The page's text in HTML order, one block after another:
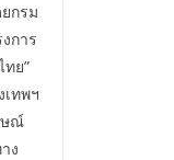
กรม
การ
ย”
ทพฯ
ษณ์
ง